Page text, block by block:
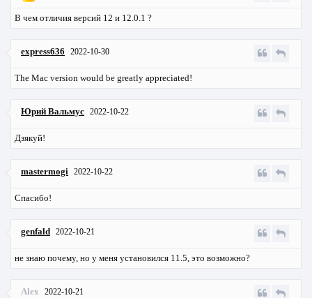
В чем отличия версий 12 и 12.0.1 ?
express636 2022-10-30
The Mac version would be greatly appreciated!
Юрий Вальмус 2022-10-22
Дзякуй!
mastermogi 2022-10-22
Спасибо!
genfald 2022-10-21
не знаю почему, но у меня установился 11.5, это возможно?
Alex 2022-10-21